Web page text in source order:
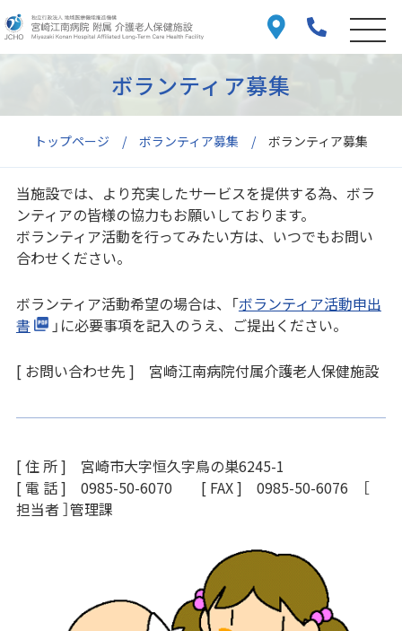
トップページ ボランティア募集 ボランティア募集
ボランティア募集
当施設では、より充実したサービスを提供する為、ボラ
ンティアの皆様の協力もお願いしております。
ボランティア活動を行ってみたい方は、いつでもお問い
合わせください。
ボランティア活動希望の場合は、「ボランティア活動申出
書
」に必要事項を記入のうえ、ご提出ください。
[ お問い合わせ先 ] 宮崎江南病院付属介護老人保健施設
[ 住 所 ] 宮崎市大字恒久字鳥の巣6245-1
[ 電 話 ] 0985-50-6070 [ FAX ] 0985-50-6076 ［
担当者 ］管理課